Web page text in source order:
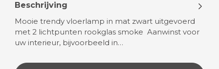
Beschrijving
Mooie trendy vloerlamp in mat zwart uitgevoerd
met 2 lichtpunten rookglas smoke Aanwinst voor
uw interieur, bijvoorbeeld in…